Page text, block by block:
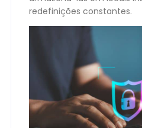
redefinições constantes.